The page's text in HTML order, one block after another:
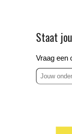
Staat
Vraag een